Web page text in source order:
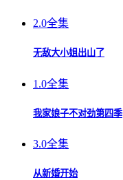
2.0全集
无敌大小姐出山了
1.0全集
我家娘子不对劲第四季
3.0全集
从新婚开始